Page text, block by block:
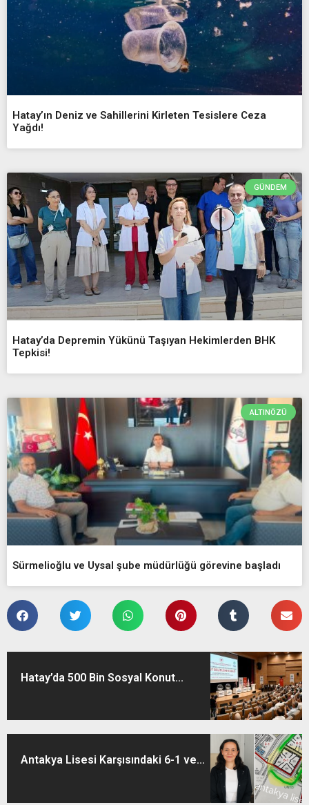
Hatay’ın Deniz ve Sahillerini Kirleten Tesislere Ceza
Yağdı!
GÜNDEM
Hatay’da Depremin Yükünü Taşıyan Hekimlerden BHK
Tepkisi!
ALTINÖZÜ
Sürmelioğlu ve Uysal şube müdürlüğü görevine başladı
Hatay’da 500 Bin Sosyal Konut...
Antakya Lisesi Karşısındaki 6-1 ve...